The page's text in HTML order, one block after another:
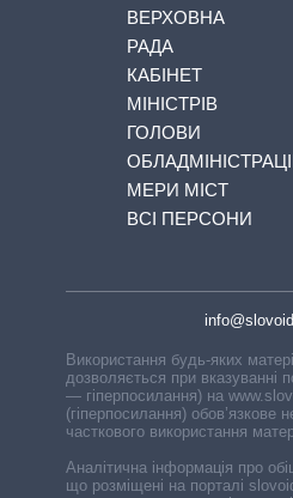
ВЕРХОВНА
РАДА
КАБІНЕТ
МІНІСТРІВ
ГОЛОВИ
МЕРИ МІСТ
ВСІ ПЕРСОНИ
Використання будь-яких
дозволяється при вказуванні
— гіперпосилання) на
(гіперпосилання) обов’язкове
часткового використання
Аналітична інформація про
що розміщені на порталі